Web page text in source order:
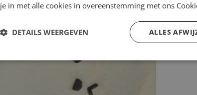
je in met alle cookies in overeenstemming met ons
ALLES
DETAILS WEERGEVEN